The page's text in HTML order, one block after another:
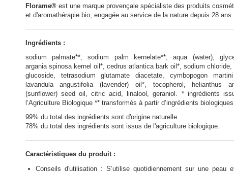
Florame®est une marque provençale spécialiste des produits
et d'aromathérapie bio, engagée au service de la nature depuis 28 ans.
Ingrédients :
sodium palmate**, sodium palm kernelate**, aqua (water),
argania spinosa kernel oil*, cedrus atlantica bark oil*, sodium chloride,
glucoside, tetrasodium glutamate diacetate, cymbopogon
lavandula angustifolia (lavender) oil*, tocopherol, helianthus
(sunflower) seed oil, citric acid, linalool, geraniol. * ingrédients
l’Agriculture Biologique ** transformés à partir d’ingrédients biologiques
99% du total des ingrédients sont d'origine naturelle.
78% du total des ingrédients sont issus de l'agriculture biologique.
Caractéristiques du produit :
Conseils d'utilisation : S’utilise quotidiennement sur une peau